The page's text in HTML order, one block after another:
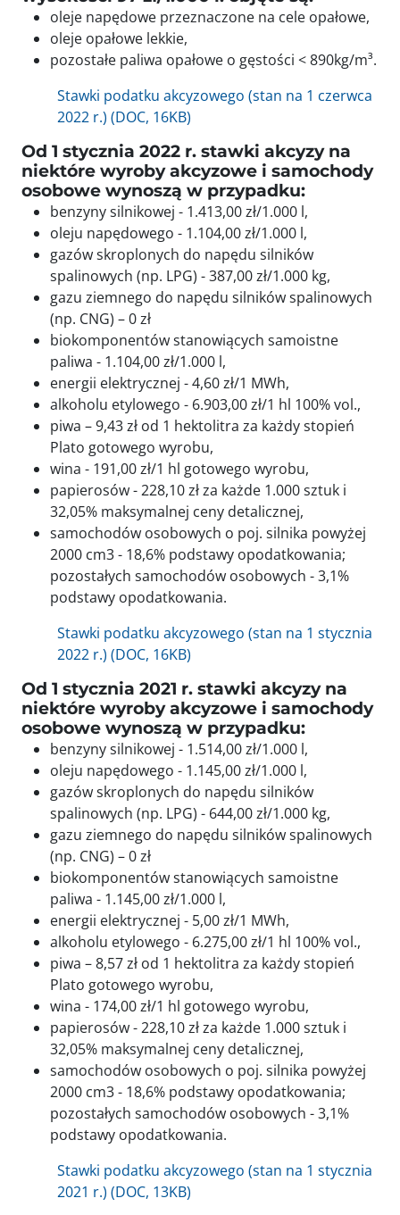
oleje napędowe przeznaczone na cele opałowe,
oleje opałowe lekkie,
pozostałe paliwa opałowe o gęstości < 890kg/m³.
Stawki podatku akcyzowego (stan na 1 czerwca
2022 r.) (DOC, 16KB)
Od 1 stycznia 2022 r. stawki akcyzy na
niektóre wyroby akcyzowe i samochody
osobowe wynoszą w przypadku:
benzyny silnikowej - 1.413,00 zł/1.000 l,
oleju napędowego - 1.104,00 zł/1.000 l,
gazów skroplonych do napędu silników
spalinowych (np. LPG) - 387,00 zł/1.000 kg,
gazu ziemnego do napędu silników spalinowych
(np. CNG) – 0 zł
biokomponentów stanowiących samoistne
paliwa - 1.104,00 zł/1.000 l,
energii elektrycznej - 4,60 zł/1 MWh,
alkoholu etylowego - 6.903,00 zł/1 hl 100% vol.,
piwa – 9,43 zł od 1 hektolitra za każdy stopień
Plato gotowego wyrobu,
wina - 191,00 zł/1 hl gotowego wyrobu,
papierosów - 228,10 zł za każde 1.000 sztuk i
32,05% maksymalnej ceny detalicznej,
samochodów osobowych o poj. silnika powyżej
2000 cm3 - 18,6% podstawy opodatkowania;
pozostałych samochodów osobowych - 3,1%
podstawy opodatkowania.
Stawki podatku akcyzowego (stan na 1 stycznia
2022 r.) (DOC, 16KB)
Od 1 stycznia 2021 r. stawki akcyzy na
niektóre wyroby akcyzowe i samochody
osobowe wynoszą w przypadku:
benzyny silnikowej - 1.514,00 zł/1.000 l,
oleju napędowego - 1.145,00 zł/1.000 l,
gazów skroplonych do napędu silników
spalinowych (np. LPG) - 644,00 zł/1.000 kg,
gazu ziemnego do napędu silników spalinowych
(np. CNG) – 0 zł
biokomponentów stanowiących samoistne
paliwa - 1.145,00 zł/1.000 l,
energii elektrycznej - 5,00 zł/1 MWh,
alkoholu etylowego - 6.275,00 zł/1 hl 100% vol.,
piwa – 8,57 zł od 1 hektolitra za każdy stopień
Plato gotowego wyrobu,
wina - 174,00 zł/1 hl gotowego wyrobu,
papierosów - 228,10 zł za każde 1.000 sztuk i
32,05% maksymalnej ceny detalicznej,
samochodów osobowych o poj. silnika powyżej
2000 cm3 - 18,6% podstawy opodatkowania;
pozostałych samochodów osobowych - 3,1%
podstawy opodatkowania.
Stawki podatku akcyzowego (stan na 1 stycznia
2021 r.) (DOC, 13KB)